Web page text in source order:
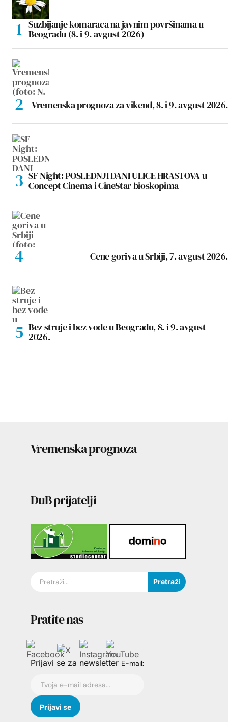
Suzbijanje komaraca na javnim površinama u
Beogradu (8. i 9. avgust 2026)
Vremenska prognoza za vikend, 8. i 9. avgust 2026.
SF Night: POSLEDNJI DANI ULICE HRASTOVA u
Concept Cinema i CineStar bioskopima
Cene goriva u Srbiji, 7. avgust 2026.
Bez struje i bez vode u Beogradu, 8. i 9. avgust
2026.
Vremenska prognoza
DuB prijatelji
Pretraži
Pratite nas
Prijavi se za newsletter E-mail: